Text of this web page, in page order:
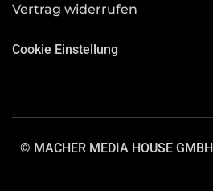
Vertrag widerrufen
Cookie Einstellung
© MACHER MEDIA HOUSE